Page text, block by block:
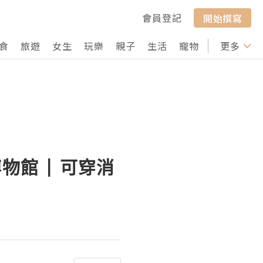
會員登記
開始撰寫
旅遊 女生 玩樂 親子 生活 寵物 行山 打卡
更多
館 | 可穿消